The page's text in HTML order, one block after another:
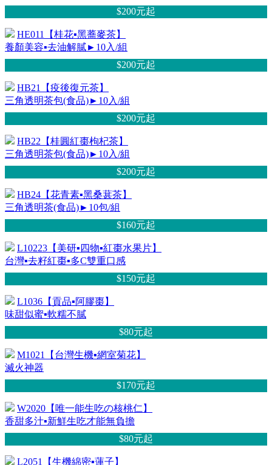
$200元起
HE011【桂花▪黑蕎麥茶】
養顏美容▪去油解膩►10入/組
$200元起
HB21【疫後復元茶】
三角透明茶包(食品)►10入/組
$200元起
HB22【桂圓紅棗枸杞茶】
三角透明茶包(食品)►10入/組
$200元起
HB24【花青素▪黑桑葚茶】
三角透明茶(食品)►10包/組
$160元起
L10223【美研▪四物▪紅棗水果片】
台灣▪去籽紅棗▪多C雙重口感
$150元起
L1036【貢品▪阿膠棗】
味甜似蜜▪軟糯不膩
$80元起
M1021【台灣生機▪網室菊花】
滅火神器
$170元起
W2020【唯一能生吃の核桃仁】
香甜多汁▪新鮮生吃才能無負擔
$80元起
L2051【生機綿密▪蓮子】